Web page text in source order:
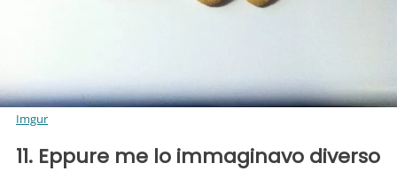
Imgur
11. Eppure me lo immaginavo diverso